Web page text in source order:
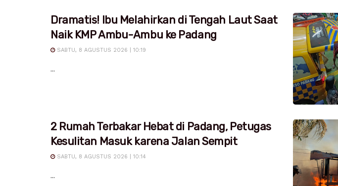
Dramatis! Ibu Melahirkan di Tengah Laut Saat
Naik KMP Ambu-Ambu ke Padang
SABTU, 8 AGUSTUS 2026 | 10:19
...
2 Rumah Terbakar Hebat di Padang, Petugas
Kesulitan Masuk karena Jalan Sempit
SABTU, 8 AGUSTUS 2026 | 10:14
...